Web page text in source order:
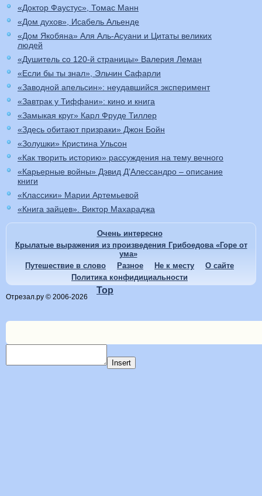
«Доктор Фаустус», Томас Манн
«Дом духов», Исабель Альенде
«Дом Якобяна» Аля Аль-Асуани и Цитаты великих
людей
«Душитель со 120-й страницы» Валерия Леман
«Если бы ты знал», Эльчин Сафарли
«Заводной апельсин»: неудавшийся эксперимент
«Завтрак у Тиффани»: кино и книга
«Замыкая круг» Карл Фруде Тиллер
«Здесь обитают призраки» Джон Бойн
«Золушки» Кристина Ульсон
«Как творить историю» рассуждения на тему вечного
«Карьерные войны» Дэвид Д’Алессандро – описание
книги
«Классики» Марии Артемьевой
«Книга зайцев». Виктор Махараджа
Очень интересно
Крылатые выражения из произведения Грибоедова «Горе от
ума»
Путешествие в слово
Разное Не к месту
О сайте
Политика конфидициальности
Отрезал.ру © 2006-2026
Top
Insert